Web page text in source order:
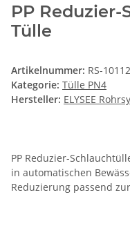
PP
Tülle
Artikelnummer: RS-
Kategorie: Tülle PN4
Hersteller: ELYSEE
PP Reduzier-
in automatischen
Reduzierung passend